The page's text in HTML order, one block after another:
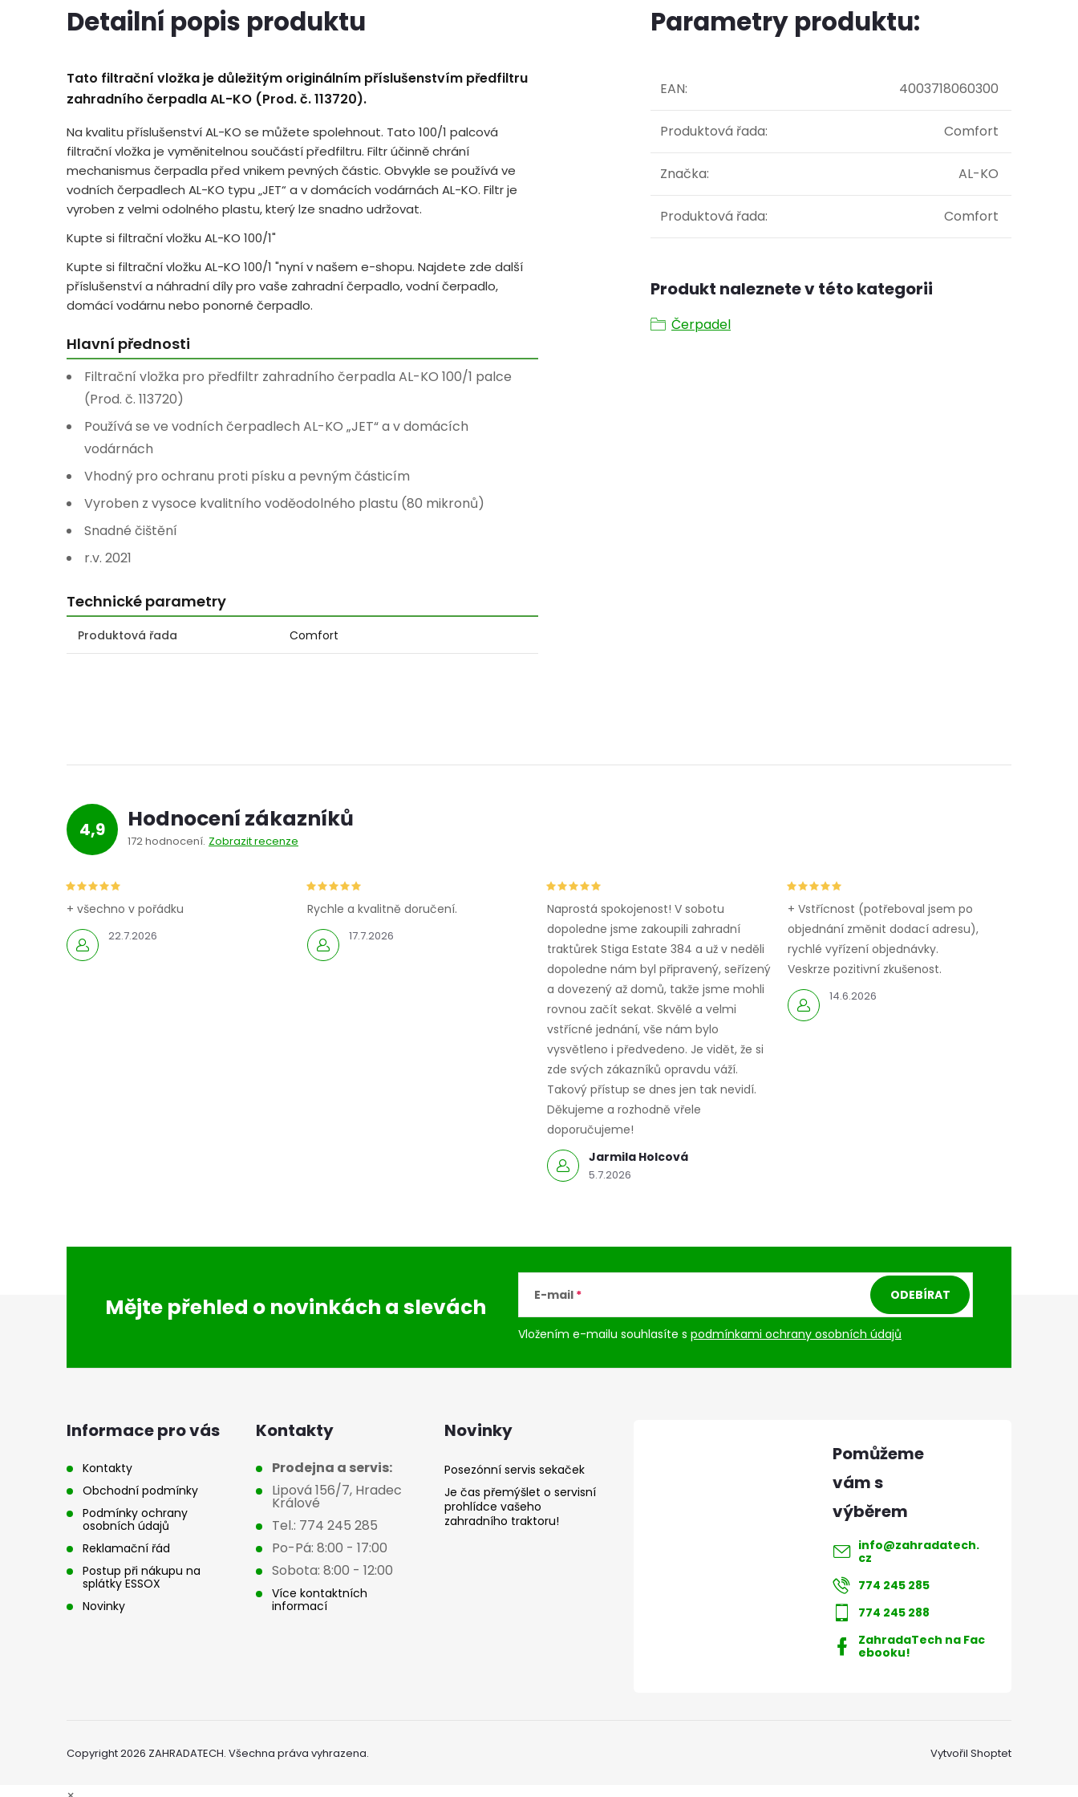
Detailní popis produktu
Tato filtrační vložka je důležitým originálním příslušenstvím předfiltru
zahradního čerpadla AL-KO (Prod. č. 113720).
Na kvalitu příslušenství AL-KO se můžete spolehnout. Tato 100/1 palcová
filtrační vložka je vyměnitelnou součástí předfiltru. Filtr účinně chrání
mechanismus čerpadla před vnikem pevných částic. Obvykle se používá ve
vodních čerpadlech AL-KO typu „JET“ a v domácích vodárnách AL-KO. Filtr je
vyroben z velmi odolného plastu, který lze snadno udržovat.
Kupte si filtrační vložku AL-KO 100/1"
Kupte si filtrační vložku AL-KO 100/1 "nyní v našem e-shopu. Najdete zde další
příslušenství a náhradní díly pro vaše zahradní čerpadlo, vodní čerpadlo,
domácí vodárnu nebo ponorné čerpadlo.
Hlavní přednosti
Filtrační vložka pro předfiltr zahradního čerpadla AL-KO 100/1 palce
(Prod. č. 113720)
Používá se ve vodních čerpadlech AL-KO „JET“ a v domácích
vodárnách
Vhodný pro ochranu proti písku a pevným částicím
Vyroben z vysoce kvalitního voděodolného plastu (80 mikronů)
Snadné čištění
r.v. 2021
Technické parametry
Produktová řada Comfort
Parametry produktu:
EAN: 4003718060300
Produktová řada: Comfort
Značka: AL-KO
Produktová řada: Comfort
Produkt naleznete v této kategorii
Čerpadel
4,9 Hodnocení zákazníků
172 hodnocení Zobrazit recenze
22.7.2026
+ všechno v pořádku
17.7.2026
Rychle a kvalitně doručení.
Jarmila Holcová
5.7.2026
Naprostá spokojenost! V sobotu
dopoledne jsme zakoupili zahradní
traktůrek Stiga Estate 384 a už v neděli
dopoledne nám byl připravený, seřízený
a dovezený až domů, takže jsme mohli
rovnou začít sekat. Skvělé a velmi
vstřícné jednání, vše nám bylo
vysvětleno i předvedeno. Je vidět, že si
zde svých zákazníků opravdu váží.
Takový přístup se dnes jen tak nevidí.
Děkujeme a rozhodně vřele
doporučujeme!
14.6.2026
+ Vstřícnost (potřeboval jsem po
objednání změnit dodací adresu),
rychlé vyřízení objednávky.
Veskrze pozitivní zkušenost.
Mějte přehled o novinkách a slevách E-mail
Vložením e-mailu souhlasíte s podmínkami ochrany osobních údajů
ODEBÍRAT
Informace pro vás
Kontakty
Obchodní podmínky
Podmínky ochrany
osobních údajů
Reklamační řád
Postup při nákupu na
splátky ESSOX
Novinky
Kontakty
Prodejna a servis:
Lipová 156/7, Hradec
Králové
Tel.: 774 245 285
Po-Pá: 8:00 - 17:00
Sobota: 8:00 - 12:00
Více kontaktních
informací
Novinky
Posezónní servis sekaček
Je čas přemýšlet o servisní
prohlídce vašeho
zahradního traktoru!
info@zahradatech.
cz
774 245 285
774 245 288
ZahradaTech na Fac
ebooku!
Vytvořil Shoptet
Copyright 2026 ZAHRADATECH. Všechna práva vyhrazena.